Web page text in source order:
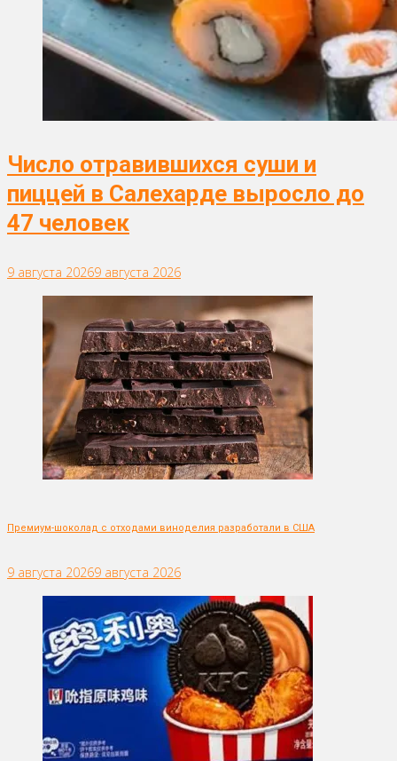
Число отравившихся суши и
пиццей в Салехарде выросло до
47 человек
9 августа 20269 августа 2026
Премиум-шоколад с отходами виноделия разработали в США
9 августа 20269 августа 2026